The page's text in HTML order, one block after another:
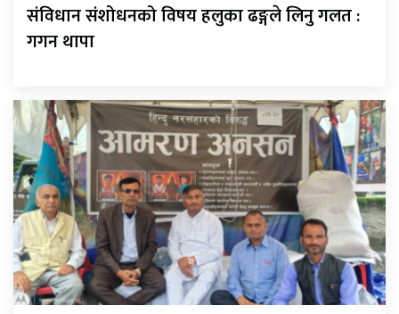
संविधान संशोधनको विषय हलुका ढङ्गले लिनु गलत :
गगन थापा